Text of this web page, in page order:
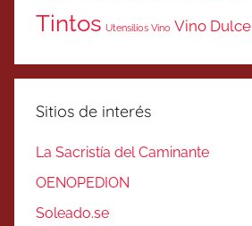
Tintos Utensilios Vino Vino Dulce
Sitios de interés
La Sacristía del Caminante
OENOPEDION
Soleado.se